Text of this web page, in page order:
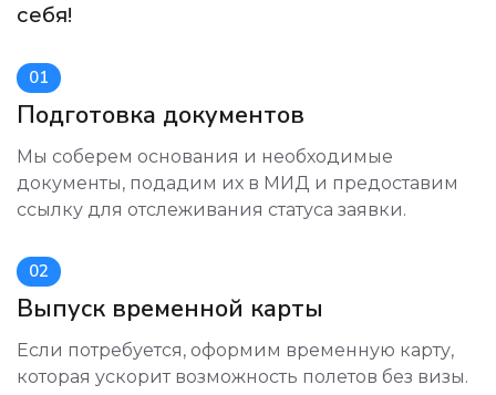
себя!
01
Подготовка документов
Мы соберем основания и необходимые
документы, подадим их в МИД и предоставим
ссылку для отслеживания статуса заявки.
02
Выпуск временной карты
Если потребуется, оформим временную карту,
которая ускорит возможность полетов без визы.